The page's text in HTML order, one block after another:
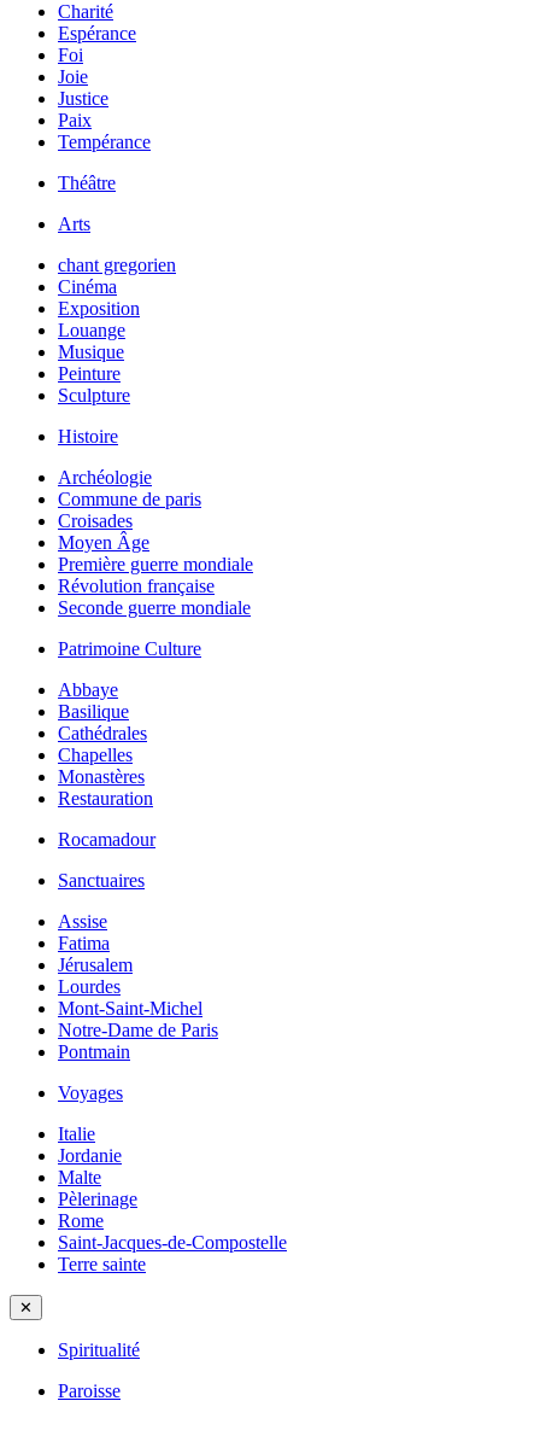
Charité
Espérance
Foi
Joie
Justice
Paix
Tempérance
Théâtre
Arts
chant gregorien
Cinéma
Exposition
Louange
Musique
Peinture
Sculpture
Histoire
Archéologie
Commune de paris
Croisades
Moyen Âge
Première guerre mondiale
Révolution française
Seconde guerre mondiale
Patrimoine Culture
Abbaye
Basilique
Cathédrales
Chapelles
Monastères
Restauration
Rocamadour
Sanctuaires
Assise
Fatima
Jérusalem
Lourdes
Mont-Saint-Michel
Notre-Dame de Paris
Pontmain
Voyages
Italie
Jordanie
Malte
Pèlerinage
Rome
Saint-Jacques-de-Compostelle
Terre sainte
✕
Spiritualité
Paroisse